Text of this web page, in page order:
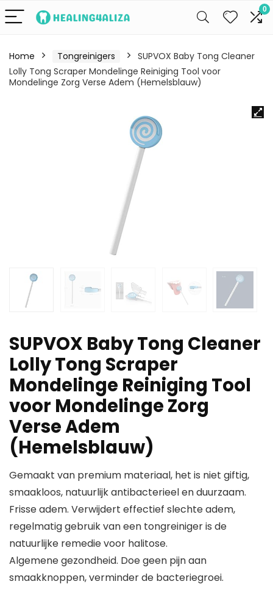
0
Home Tongreinigers
SUPVOX Baby Tong Cleaner
Lolly Tong Scraper Mondelinge Reiniging Tool voor
Mondelinge Zorg Verse Adem (Hemelsblauw)
SUPVOX Baby Tong Cleaner
Lolly Tong Scraper
Mondelinge Reiniging Tool
voor Mondelinge Zorg
Verse Adem
(Hemelsblauw)
Gemaakt van premium materiaal, het is niet giftig,
smaakloos, natuurlijk antibacterieel en duurzaam.
Frisse adem. Verwijdert effectief slechte adem,
regelmatig gebruik van een tongreiniger is de
natuurlijke remedie voor halitose.
Algemene gezondheid. Doe geen pijn aan
smaakknoppen, verminder de bacteriegroei.